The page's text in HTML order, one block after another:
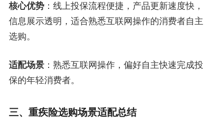
核心优势：线上投保流程便捷，产品更新速度快，
信息展示透明，适合熟悉互联网操作的消费者自主
选购。
适配场景：熟悉互联网操作，偏好自主快速完成投
保的年轻消费者。
三、重疾险选购场景适配总结